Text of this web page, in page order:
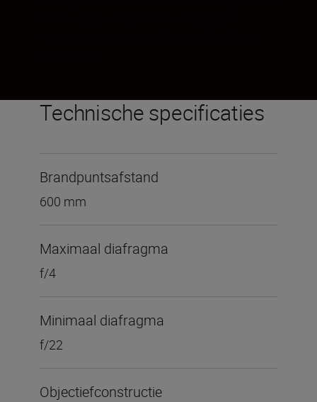
Technische specificaties
Brandpuntsafstand
600 mm
Maximaal diafragma
f/4
Minimaal diafragma
f/22
Objectiefconstructie